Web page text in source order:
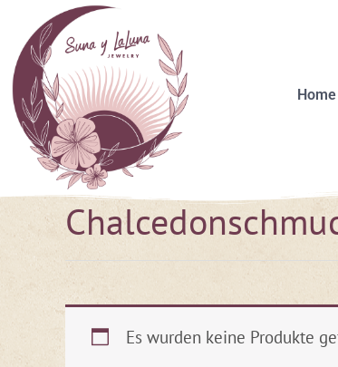
Inhalt
springen
Home
Es wurden keine Produkte